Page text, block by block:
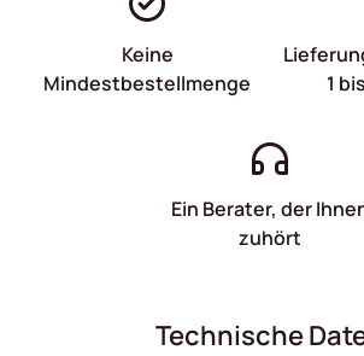
Keine
Mindestbestellmenge
1
Ein Berater, der
zuhört
Technische